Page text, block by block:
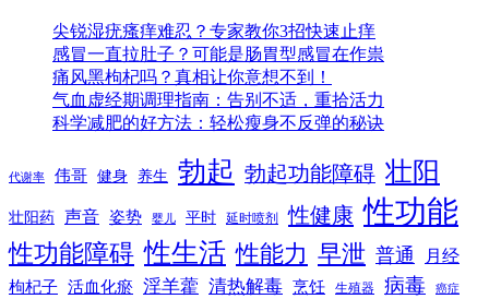
尖锐湿疣瘙痒难忍？专家教你3招快速止痒
感冒一直拉肚子？可能是肠胃型感冒在作祟
痛风黑枸杞吗？真相让你意想不到！
气血虚经期调理指南：告别不适，重拾活力
科学减肥的好方法：轻松瘦身不反弹的秘诀
代谢率 伟哥 健身 养生 勃起 勃起功能障碍 壮阳
壮阳药 声音 姿势 婴儿 平时 延时喷剂 性健康 性功能
性功能障碍 性生活 性能力 早泄 普通 月经
枸杞子 活血化瘀 淫羊藿 清热解毒 烹饪 生殖器 病毒 癌症